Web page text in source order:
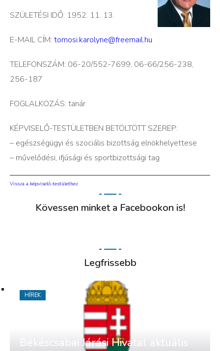
SZÜLETÉSI IDŐ: 1952. 11. 13.
E-MAIL CÍM: tomosi.karolyne@freemail.hu
TELEFONSZÁM: 06-20/552-7699, 06-66/256-238,
256-187
FOGLALKOZÁS: tanár
KÉPVISELŐ-TESTÜLETBEN BETÖLTÖTT SZEREP:
– egészségügyi és szociális bizottság elnökhelyettese
– művelődési, ifjúsági és sportbizottsági tag
Vissza a képviselő-testülethez
Kövessen minket a Facebookon is!
Legfrissebb
Békéscsabai Járási Hivatal aktuális
HÍREK